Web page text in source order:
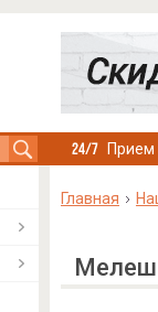
Прием
Главная